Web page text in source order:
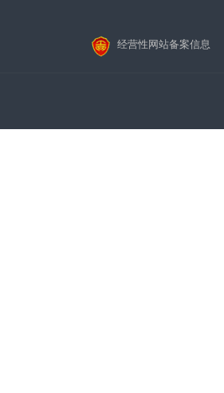
经营性网站备案信息